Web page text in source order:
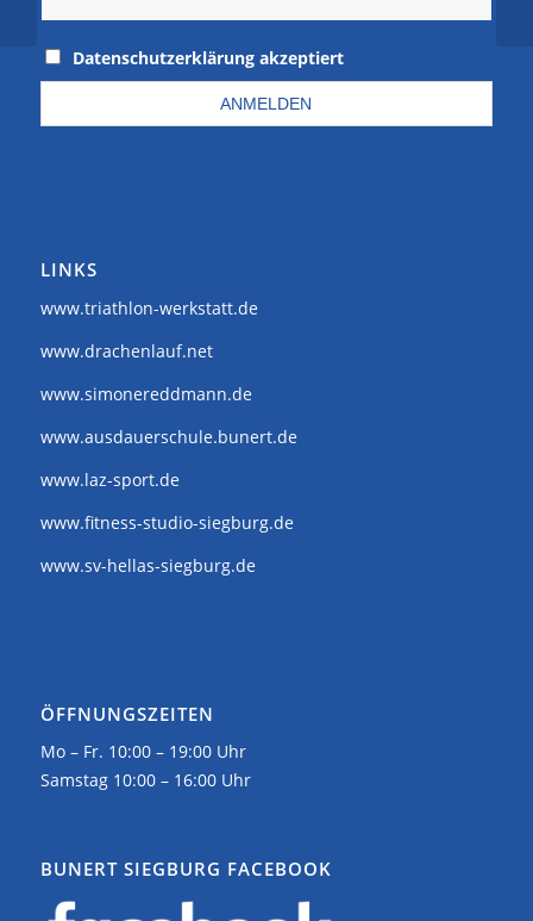
Datenschutzerklärung akzeptiert
LINKS
www.triathlon-werkstatt.de
www.drachenlauf.net
www.simonereddmann.de
www.ausdauerschule.bunert.de
www.laz-sport.de
www.fitness-studio-siegburg.de
www.sv-hellas-siegburg.de
ÖFFNUNGSZEITEN
Mo – Fr. 10:00 – 19:00 Uhr
Samstag 10:00 – 16:00 Uhr
BUNERT SIEGBURG FACEBOOK